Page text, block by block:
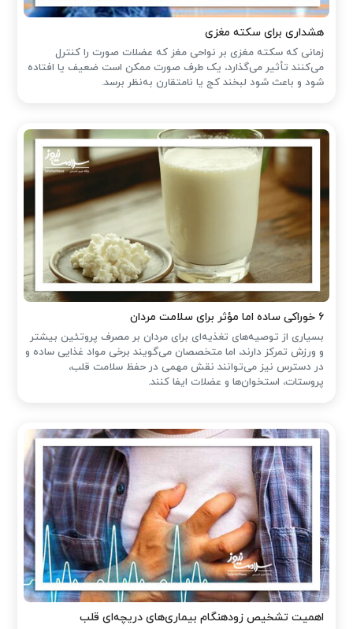
هشداری برای سکته مغزی
زمانی که سکته مغزی بر نواحی مغز که عضلات صورت را کنترل
می‌کنند تأثیر می‌گذارد، یک طرف صورت ممکن است ضعیف یا افتاده
شود و باعث شود لبخند کج یا نامتقارن به‌نظر برسد.
۶ خوراکی ساده اما مؤثر برای سلامت مردان
بسیاری از توصیه‌های تغذیه‌ای برای مردان بر مصرف پروتئین بیشتر
و ورزش تمرکز دارند، اما متخصصان می‌گویند برخی مواد غذایی ساده و
در دسترس نیز می‌توانند نقش مهمی در حفظ سلامت قلب،
پروستات، استخوان‌ها و عضلات ایفا کنند.
اهمیت تشخیص زودهنگام بیماری‌های دریچه‌ای قلب